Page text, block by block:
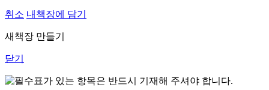
취소 내책장에 담기
새책장 만들기
닫기
표가 있는 항목은 반드시 기재해 주셔야 합니다.